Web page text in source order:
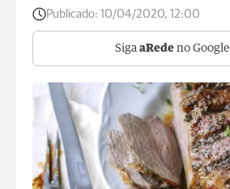
Publicado: 10/04/2020, 12:00
Siga aRede no Google